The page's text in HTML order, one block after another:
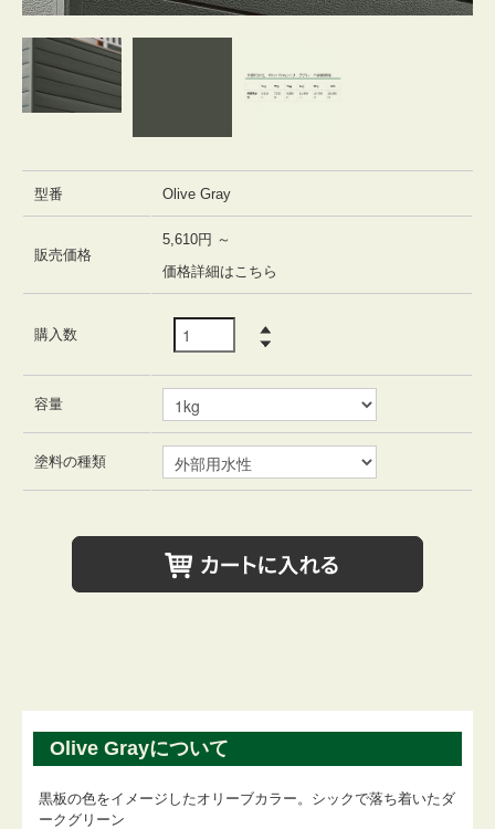
型番 Olive Gray
販売価格
5,610円 ～
価格詳細はこちら
購入数
容量
塗料の種類
Olive Grayについて
黒板の色をイメージしたオリーブカラー。シックで落ち着いたダ
ークグリーン